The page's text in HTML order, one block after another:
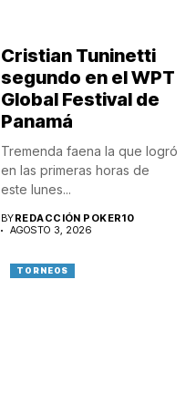
Cristian Tuninetti
segundo en el WPT
Global Festival de
Panamá
Tremenda faena la que logró
en las primeras horas de
este lunes...
BYREDACCIÓN POKER10
AGOSTO 3, 2026
TORNEOS